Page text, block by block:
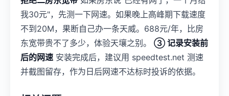
我30元"，先测一下网速。如果晚上高峰期下载速度
不到20M，果断自己办一条天威。688元/年，比房
东宽带贵不了多少，体验天壤之别。 ③ 记录安装前
后的网速 安装完成后，建议用 speedtest.net 测速
并截图留存，作为日后网速不达标时投诉的依据。